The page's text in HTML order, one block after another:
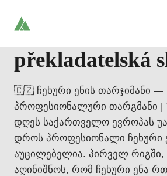
překladatelská
🇨🇿 ჩეხური ენის თარჯიმანი —
პროფესიონალური თარგმანი |
დღეს საქართველო ევროპას
დროს პროფესიონალი ჩეხური
აუცილებელია. პირველ რიგში,
აღინიშნოს, რომ ჩეხური ენა